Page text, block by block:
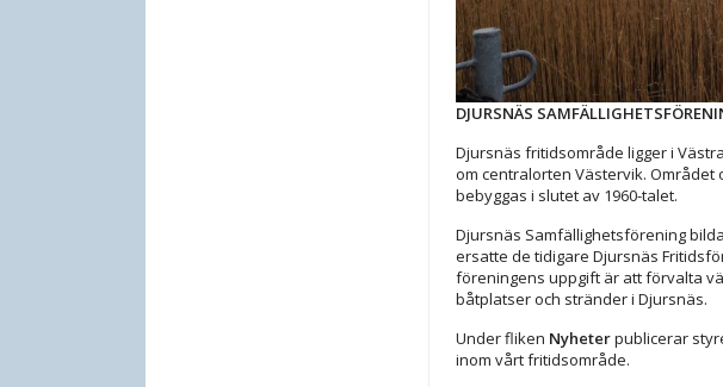
DJURSNÄS
Djursnäs fritidsområde ligger i
om centralorten Västervik.
bebyggas i slutet av 1960-talet.
Djursnäs Samfällighetsförening
ersatte de tidigare Djursnäs
föreningens uppgift är att förvalta
båtplatser och stränder i Djursnäs.
Under fliken Nyheterpublicerar
inom vårt fritidsområde.